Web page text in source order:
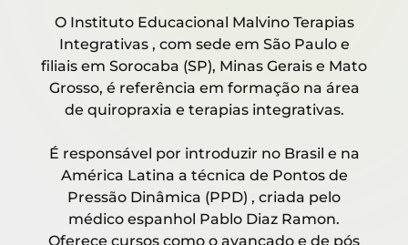
O Instituto Educacional Malvino Terapias
Integrativas , com sede em São Paulo e
filiais em Sorocaba (SP), Minas Gerais e Mato
Grosso, é referência em formação na área
de quiropraxia e terapias integrativas.
É responsável por introduzir no Brasil e na
América Latina a técnica de Pontos de
Pressão Dinâmica (PPD) , criada pelo
médico espanhol Pablo Diaz Ramon.
Oferece cursos como o avançado e de pós